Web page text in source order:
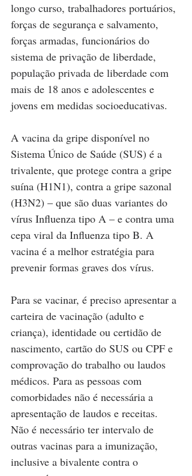
longo curso, trabalhadores portuários,
forças de segurança e salvamento,
forças armadas, funcionários do
sistema de privação de liberdade,
população privada de liberdade com
mais de 18 anos e adolescentes e
jovens em medidas socioeducativas.
A vacina da gripe disponível no
Sistema Único de Saúde (SUS) é a
trivalente, que protege contra a gripe
suína (H1N1), contra a gripe sazonal
(H3N2) – que são duas variantes do
vírus Influenza tipo A – e contra uma
cepa viral da Influenza tipo B. A
vacina é a melhor estratégia para
prevenir formas graves dos vírus.
Para se vacinar, é preciso apresentar a
carteira de vacinação (adulto e
criança), identidade ou certidão de
nascimento, cartão do SUS ou CPF e
comprovação do trabalho ou laudos
médicos. Para as pessoas com
comorbidades não é necessária a
apresentação de laudos e receitas.
Não é necessário ter intervalo de
outras vacinas para a imunização,
inclusive a bivalente contra o